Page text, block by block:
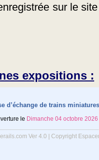
sur le
expositions :
d’échange de trains
le Dimanche 04 octobre 2026
Ver 4.0 | Copyright